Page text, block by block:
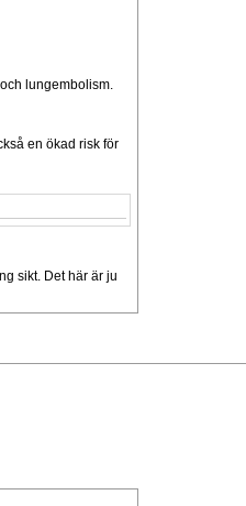
lungembolism.
en ökad risk för
sikt. Det här är ju